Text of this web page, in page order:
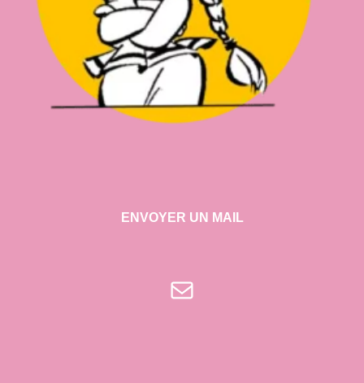
ENVOYER UN MAIL
E-mail